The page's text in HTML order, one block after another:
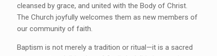
cleansed by grace, and united with the Body of Christ.
The Church joyfully welcomes them as new members of
our community of faith.
Baptism is not merely a tradition or ritual—it is a sacred